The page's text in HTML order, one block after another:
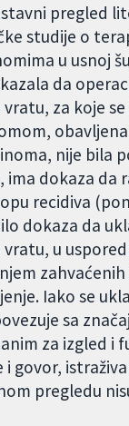
pregled
studije o
u usnoj
da
za koje se
nije bila
ima dokaza da
recidiva
dokaza da
u
Iako se
sa
za izgled i
i govor,
pregledu